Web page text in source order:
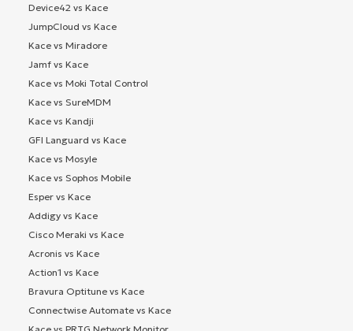
Device42 vs Kace
JumpCloud vs Kace
Kace vs Miradore
Jamf vs Kace
Kace vs Moki Total Control
Kace vs SureMDM
Kace vs Kandji
GFI Languard vs Kace
Kace vs Mosyle
Kace vs Sophos Mobile
Esper vs Kace
Addigy vs Kace
Cisco Meraki vs Kace
Acronis vs Kace
Action1 vs Kace
Bravura Optitune vs Kace
Connectwise Automate vs Kace